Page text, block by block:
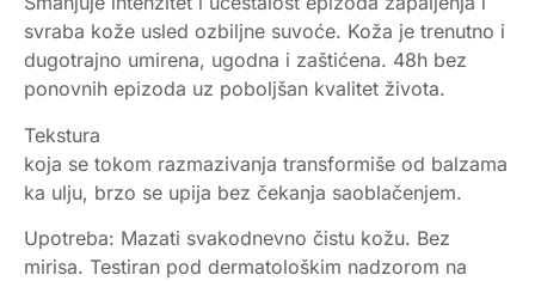
svraba kože usled ozbiljne suvoće. Koža je trenutno i
dugotrajno umirena, ugodna i zaštićena. 48h bez
ponovnih epizoda uz poboljšan kvalitet života.
Tekstura
koja se tokom razmazivanja transformiše od balzama
ka ulju, brzo se upija bez čekanja saoblačenjem.
Upotreba: Mazati svakodnevno čistu kožu. Bez
mirisa. Testiran pod dermatološkim nadzorom na